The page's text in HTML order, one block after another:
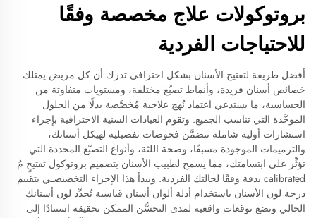
بروتوكولات علاج مخصصة وفقًا
للاحتياجات الفردية
أفضل طريقة لتفتيح الأسنان بشكل احترافي تدرك أن كل مريض يمتلك
خصائص أسنان فريدة، وأنماط تصبّغ مختلفة، ومستويات متفاوتة من
الحساسية، ما يستدعي اعتماد نُهج علاجية مُخصَّصة بدلًا من الحلول
الموحَّدة التي تناسب الجميع. وتقوم العيادات السنية الاحترافية بإجراء
استشارات أولية شاملة تتضمَّن فحوصات تفصيلية لهيكل أسنانك،
والترميمات الموجودة مسبقًا، وصحة اللثة، وأنواع التصبّغ المحددة التي
تؤثِّر على ابتسامتك، مما يسمح لطبيب الأسنان بتصميم بروتوكول تفتيحٍ مُ
calibrated بدقة وفقًا لحالتك الفردية. ويبدأ هذا الإجراء التخصيصـي بتقييم
درجة لون الأسنان باستخدام أدلة ألوان أسنان قياسية تُحدِّد لون أسنانك
الحالي وتضع توقعات واقعية لمدى التحسُّن الممكن تحقيقه استنادًا إلى